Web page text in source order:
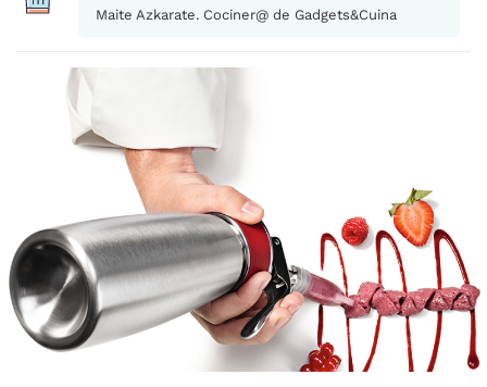
Maite Azkarate. Cociner@ de Gadgets&Cuina